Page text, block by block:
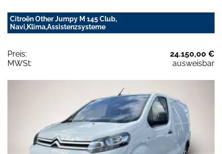
Citroën Other Jumpy M 145 Club,
Navi,Klima,Assistenzsysteme
Preis:
24.150,00 €
MWSt:
ausweisbar